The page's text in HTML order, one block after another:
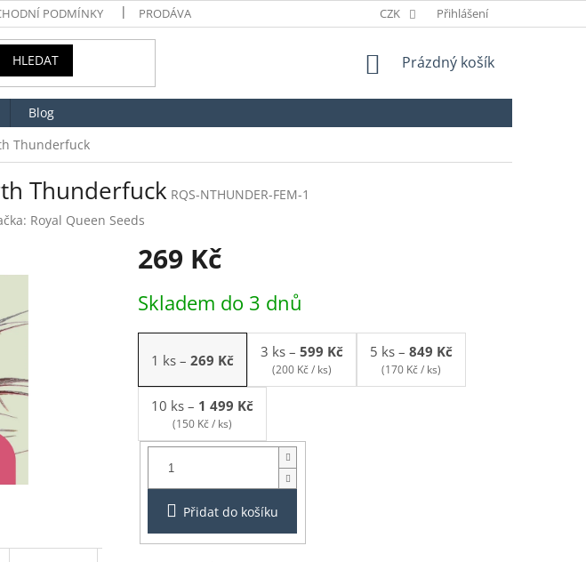
PODMÍNKY PRODÁVANÉ ZNAČKY ODSTOUPENÍ OD SMLOUVY
CZK Přihlášení
HLEDAT
NÁKUPNÍ
Prázdný košík
Blog
Thunderfuck
Thunderfuck RQS-NTHUNDER-FEM-1
Royal Queen Seeds
269 Kč
cena:
Skladem do 3 dnů
1 ks – 269 Kč 3 ks – 599 Kč
(200 Kč / ks)
5 ks – 849 Kč
(170 Kč / ks)
10 ks – 1 499 Kč
(150 Kč / ks)
Balení:
Přidat do košíku